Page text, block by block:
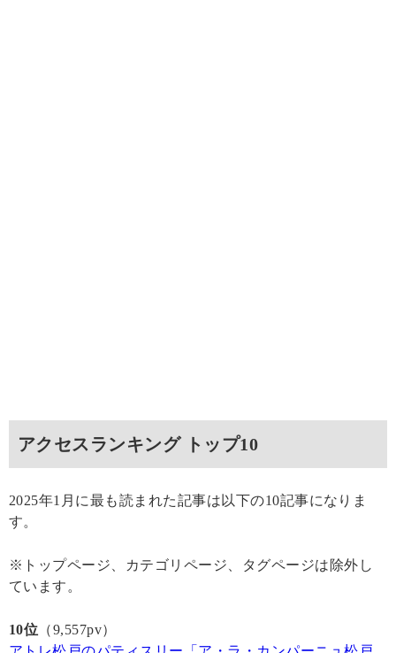
アクセスランキング トップ10
2025年1月に最も読まれた記事は以下の10記事になりま
す。
※トップページ、カテゴリページ、タグページは除外し
ています。
10位 （9,557pv）